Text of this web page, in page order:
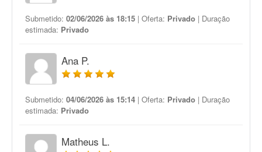
Submetido: 02/06/2026 às 18:15 | Oferta: Privado | Duração
estimada: Privado
Ana P.
Submetido: 04/06/2026 às 15:14 | Oferta: Privado | Duração
estimada: Privado
Matheus L.